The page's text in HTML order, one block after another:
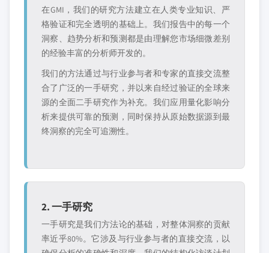
在GMI，我们的研究方法建立在人类专业知识、严
格验证和完全透明的基础上。我们报告中的每一个
洞察、趋势分析和预测都是由理解您市场细微差别
的经验丰富的分析师开发的。
我们的方法通过与行业参与者和专家的直接交流整
合了广泛的一手研究，并以来自经过验证的全球来
源的全面二手研究作为补充。我们应用量化影响分
析来提供可靠的预测，同时保持从原始数据源到最
终洞察的完全可追溯性。
2. 一手研究
一手研究是我们方法论的基础，对整体洞察的贡献
率近乎80%。它涉及与行业参与者的直接交流，以